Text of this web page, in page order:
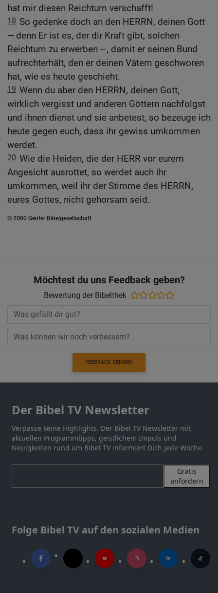
hat mir diesen Reichtum verschafft!
18 So gedenke doch an den HERRN, deinen Gott
— denn Er ist es, der dir Kraft gibt, solchen
Reichtum zu erwerben —, damit er seinen Bund
aufrechterhält, den er deinen Vätern geschworen
hat, wie es heute geschieht.
19 Wenn du aber den HERRN, deinen Gott,
wirklich vergisst und anderen Göttern nachfolgst
und ihnen dienst und sie anbetest, so bezeuge ich
heute gegen euch, dass ihr gewiss umkommen
werdet.
20 Wie die Heiden, die der HERR vor eurem
Angesicht ausrottet, so werdet auch ihr
umkommen, weil ihr der Stimme des HERRN,
eures Gottes, nicht gehorsam seid.
© 2000 Genfer Bibelgesellschaft
Möchtest du uns Feedback geben?
Bewertung der Bibelthek
FEEDBACK SENDEN
Der Bibel TV Newsletter
Verpasse keine Highlights. Der Bibel TV Newsletter mit
aktuellen Programmtipps, geistlichem Impuls und
Neuigkeiten rund um Bibel TV informiert Dich jede Woche.
Gratis
anfordern
Folge Bibel TV auf den sozialen Medien